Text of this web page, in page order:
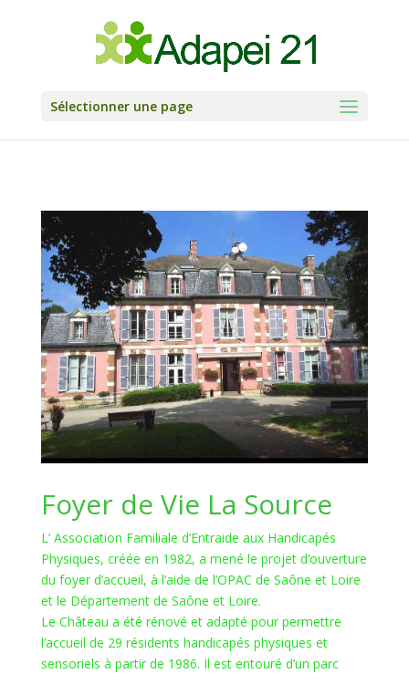
Sélectionner une page
Foyer de Vie La Source
L’ Association Familiale d’Entraide aux Handicapés
Physiques, créée en 1982, a mené le projet d’ouverture
du foyer d’accueil, à l’aide de l’OPAC de Saône et Loire
et le Département de Saône et Loire.
Le Château a été rénové et adapté pour permettre
l’accueil de 29 résidents handicapés physiques et
sensoriels à partir de 1986. Il est entouré d’un parc